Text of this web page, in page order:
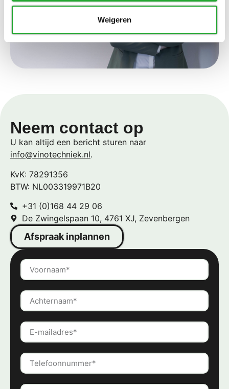
Weigeren
Neem contact op
U kan altijd een bericht sturen naar
info@vinotechniek.nl.
KvK: 78291356
BTW: NL003319971B20
+31 (0)168 44 29 06
De Zwingelspaan 10, 4761 XJ, Zevenbergen
Afspraak inplannen